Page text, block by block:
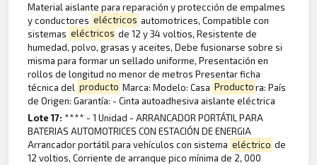
Material aislante para reparación y protección de empalmes
y conductores eléctricos automotrices, Compatible con
sistemas eléctricos de 12 y 34 voltios, Resistente de
humedad, polvo, grasas y aceites, Debe fusionarse sobre si
misma para formar un sellado uniforme, Presentación en
rollos de longitud no menor de metros Presentar ficha
técnica del producto Marca: Modelo: Casa Productora: País
de Origen: Garantía: - Cinta autoadhesiva aislante eléctrica
Lote 17: **** - 1 Unidad - ARRANCADOR PORTÁTIL PARA
BATERIAS AUTOMOTRICES CON ESTACIÓN DE ENERGIA
Arrancador portátil para vehículos con sistema eléctrico de
12 voltios, Corriente de arranque pico mínima de 2, 000